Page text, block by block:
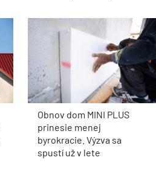
Obnov dom MINI PLUS
prinesie menej
byrokracie. Výzva sa
spustí už v lete